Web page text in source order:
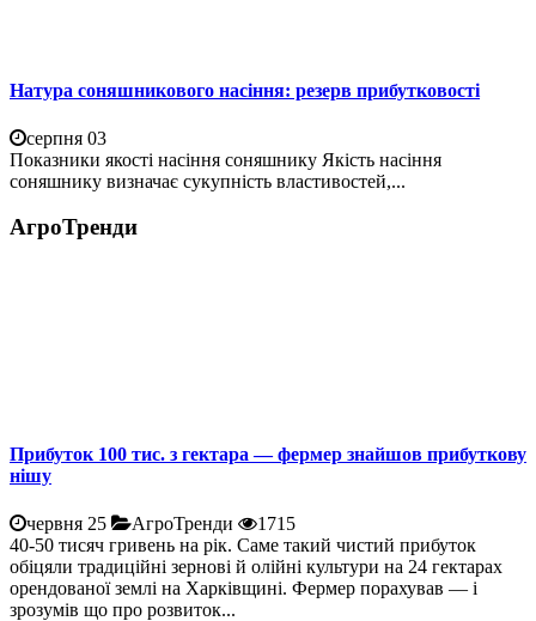
Натура соняшникового насіння: резерв прибутковості
серпня 03
Показники якості насіння соняшнику Якість насіння
соняшнику визначає сукупність властивостей,...
АгроТренди
Прибуток 100 тис. з гектара — фермер знайшов прибуткову
нішу
червня 25 АгроТренди
1715
40-50 тисяч гривень на рік. Саме такий чистий прибуток
обіцяли традиційні зернові й олійні культури на 24 гектарах
орендованої землі на Харківщині. Фермер порахував — і
зрозумів що про розвиток...